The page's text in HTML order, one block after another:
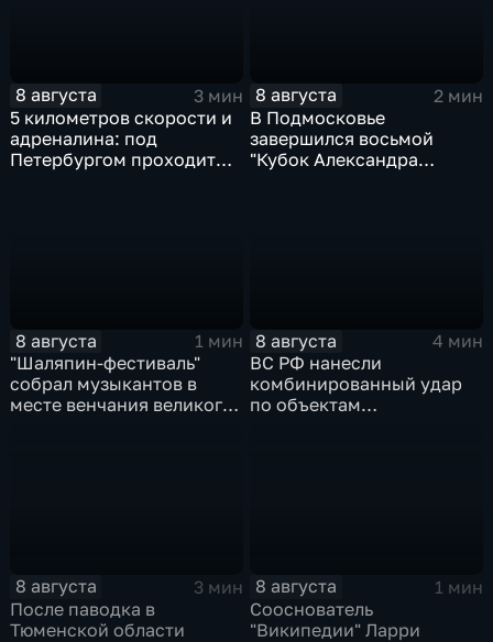
8 августа
3 мин
5 километров скорости и
адреналина: под
Петербургом проходит
8 августа
2 мин
В Подмосковье
завершился восьмой
"Кубок Александра
8 августа
1 мин
"Шаляпин‑фестиваль"
собрал музыкантов в
месте венчания великого
8 августа
4 мин
ВС РФ нанесли
комбинированный удар
по объектам
8 августа
3 мин
После паводка в
Тюменской области
8 августа
1 мин
Сооснователь
"Википедии" Ларри